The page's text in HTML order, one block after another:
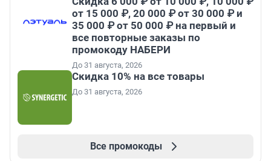
от 15 000 ₽, 20 000 ₽ от 30 000 ₽ и
35 000 ₽ от 50 000 ₽ на первый и
все повторные заказы по
промокоду НАБЕРИ
До 31 августа, 2026
Скидка 10% на все товары
До 31 августа, 2026
Все промокоды